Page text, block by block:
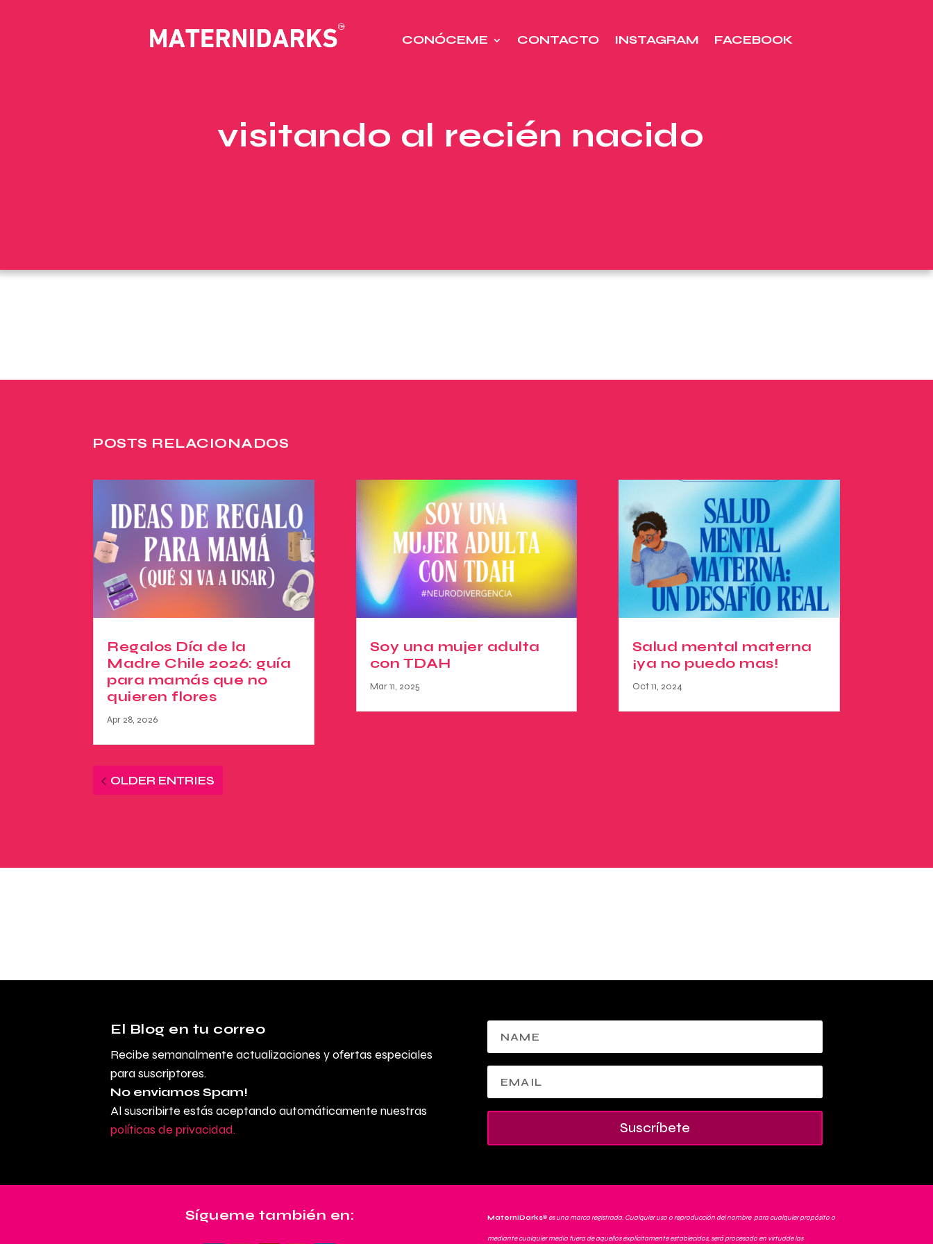
CONÓCEME CONTACTO INSTAGRAM FACEBOOK
visitando al recién nacido
POSTS RELACIONADOS
Regalos Día de la
Madre Chile 2026: guía
para mamás que no
quieren flores
Apr 28, 2026
Soy una mujer adulta
con TDAH
Mar 11, 2025
Salud mental materna
¡ya no puedo mas!
Oct 11, 2024
OLDER ENTRIES
El Blog en tu correo
Recibe semanalmente actualizaciones y ofertas especiales
para suscriptores.
No enviamos Spam!
Al suscribirte estás aceptando automáticamente nuestras
políticas de privacidad.
Suscríbete
Sígueme también en: MaterniDarks®es una marca registrada. Cualquier uso o reproducción del nombre para cualquier propósito o
mediante cualquier medio fuera de aquellos explícitamente establecidos, será procesado en virtudde las